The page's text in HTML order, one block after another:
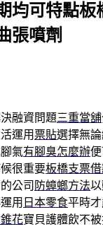
均可特點板
張噴劑
融資問題三重當舖
運用票貼選擇無
氣有腳臭怎麼辦
很重要板橋支票
公司 防蟑螂方法
用 日本零食平時
花寶貝護體飲不